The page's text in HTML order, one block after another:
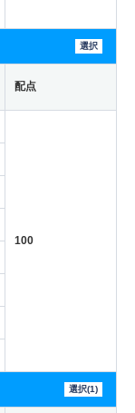
選択
配点
100
選択(1)